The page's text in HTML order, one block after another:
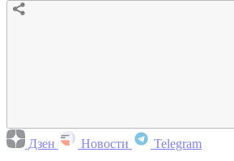
Дзен Новости Telegram